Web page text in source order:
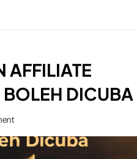
AFFILIATE
BOLEH DICUBA
on
Ingin
Kembangkan